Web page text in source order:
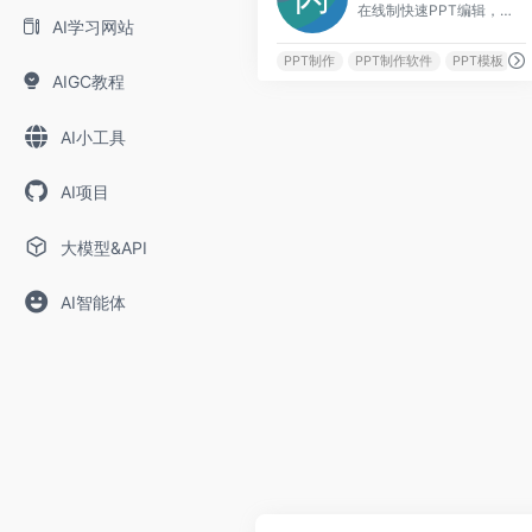
AI学习网站
AIGC教程
AI小工具
AI项目
大模型&API
AI智能体
在线制快速PPT编辑，不必再拖拖拽拽制作PPT，专注内容写作，选择合适模板，即刻生成高质量PPT。更有优质的在线演讲体验。
PPT制作 PPT制作软件 PPT模板